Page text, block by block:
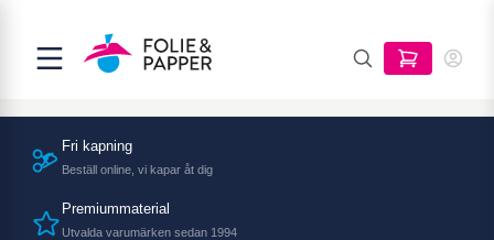
Fri kapning
Beställ online, vi kapar åt dig
Premiummaterial
Utvalda varumärken sedan 1994